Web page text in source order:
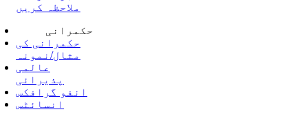
ملاحظہ کریں
حکمرانی
حکمرانی کی
مثال/نمونہ
عالمی
پذیرائی
انفو گرافکس
انسائٹس